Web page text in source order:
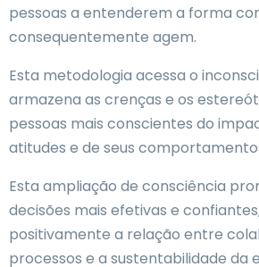
pessoas a entenderem a forma
consequentemente agem.
Esta metodologia acessa o
armazena as crenças e os
pessoas mais conscientes do
atitudes e de seus
Esta ampliação de consciência
decisões mais efetivas e
positivamente a relação entre
processos e a sustentabilidade da